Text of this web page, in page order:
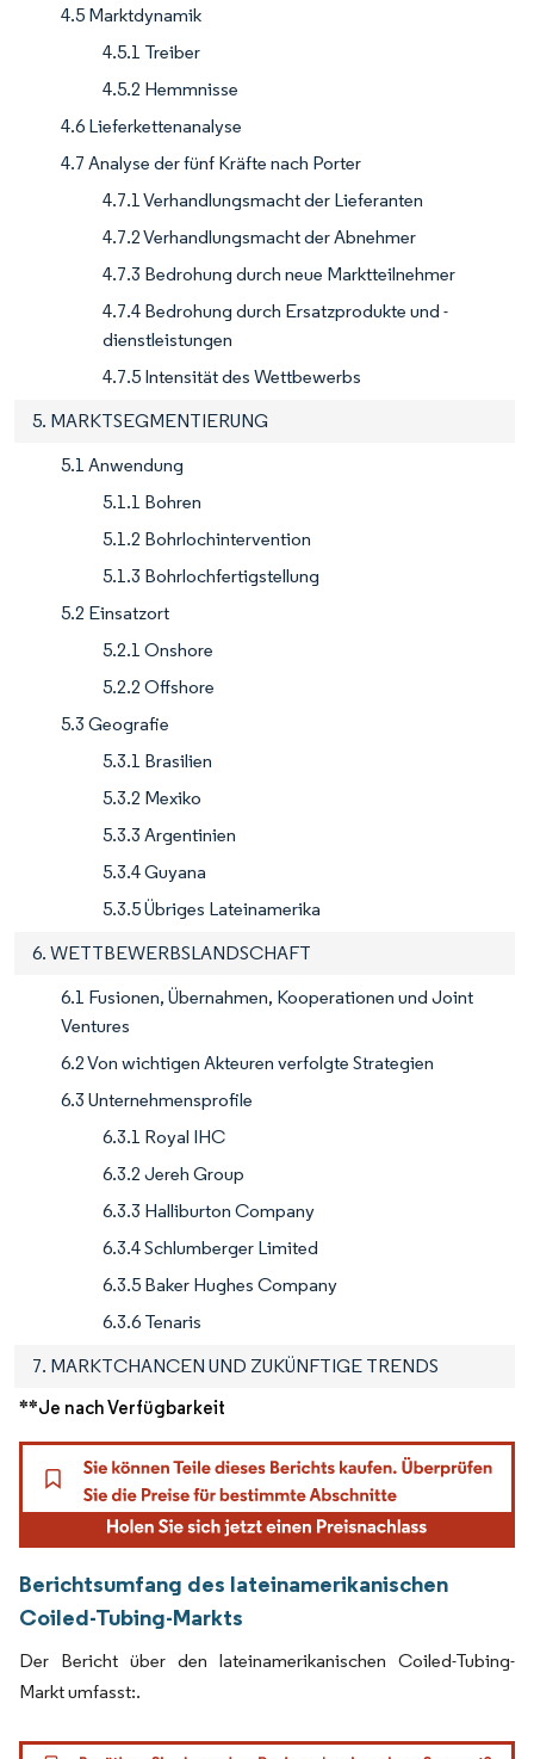
4.5 Marktdynamik
4.5.1 Treiber
4.5.2 Hemmnisse
4.6 Lieferkettenanalyse
4.7 Analyse der fünf Kräfte nach Porter
4.7.1 Verhandlungsmacht der Lieferanten
4.7.2 Verhandlungsmacht der Abnehmer
4.7.3 Bedrohung durch neue Marktteilnehmer
4.7.4 Bedrohung durch Ersatzprodukte und -
dienstleistungen
4.7.5 Intensität des Wettbewerbs
5. MARKTSEGMENTIERUNG
5.1 Anwendung
5.1.1 Bohren
5.1.2 Bohrlochintervention
5.1.3 Bohrlochfertigstellung
5.2 Einsatzort
5.2.1 Onshore
5.2.2 Offshore
5.3 Geografie
5.3.1 Brasilien
5.3.2 Mexiko
5.3.3 Argentinien
5.3.4 Guyana
5.3.5 Übriges Lateinamerika
6. WETTBEWERBSLANDSCHAFT
6.1 Fusionen, Übernahmen, Kooperationen und Joint
Ventures
6.2 Von wichtigen Akteuren verfolgte Strategien
6.3 Unternehmensprofile
6.3.1 Royal IHC
6.3.2 Jereh Group
6.3.3 Halliburton Company
6.3.4 Schlumberger Limited
6.3.5 Baker Hughes Company
6.3.6 Tenaris
7. MARKTCHANCEN UND ZUKÜNFTIGE TRENDS
**Je nach Verfügbarkeit
Berichtsumfang des lateinamerikanischen
Coiled-Tubing-Markts
Der Bericht über den lateinamerikanischen Coiled-Tubing-
Markt umfasst:.